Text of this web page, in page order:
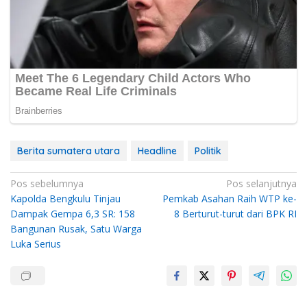
Berita sumatera utara Headline Politik
Navigasi
pos
Pos sebelumnya
Kapolda Bengkulu Tinjau
Dampak Gempa 6,3 SR: 158
Bangunan Rusak, Satu Warga
Luka Serius
Pos selanjutnya
Pemkab Asahan Raih WTP ke-
8 Berturut-turut dari BPK RI